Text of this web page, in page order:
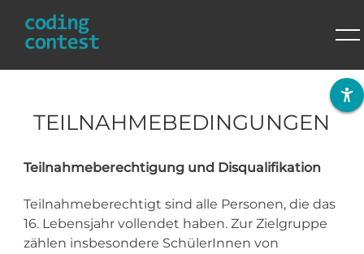
contentTEILNAHMEBEDINGUNGEN
Teilnahmeberechtigung und Disqualifikation
Teilnahmeberechtigt sind alle Personen, die das
16. Lebensjahr vollendet haben. Zur Zielgruppe
zählen insbesondere SchülerInnen von